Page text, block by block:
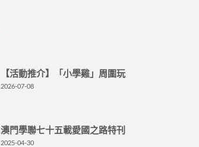
【活動推介】「小學雞」周圍玩
2026-07-08
澳門學聯七十五載愛國之路特刊
2025-04-30